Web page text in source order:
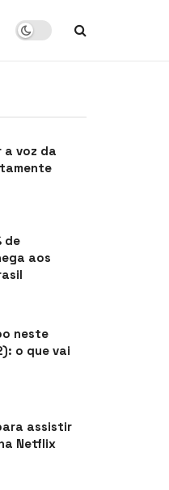
a voz da
de
aos
neste
o que vai
assistir
Netflix